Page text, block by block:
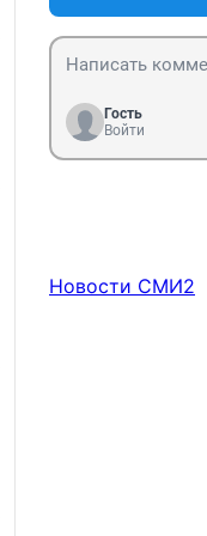
Гость
Войти
Новости СМИ2